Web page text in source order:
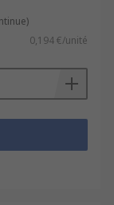
0,194 €/unité